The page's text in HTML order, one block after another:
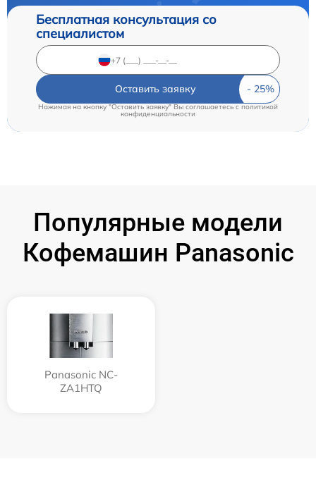
Бесплатная консультация со
специалистом
Оставить заявку
Нажимая на кнопку "Оставить заявку" Вы соглашаетесь cполитикой
конфиденциальности
Популярные модели
Кофемашин Panasonic
Panasonic NC-
ZA1HTQ